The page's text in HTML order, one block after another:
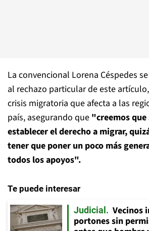
La convencional Lorena Céspedes
al rechazo particular de este
crisis migratoria que afecta a las
país, asegurando que "creemos
establecer el derecho a migrar,
tener que poner un poco más
todos los apoyos".
Te puede interesar
Judicial
Vecinos
portones sin